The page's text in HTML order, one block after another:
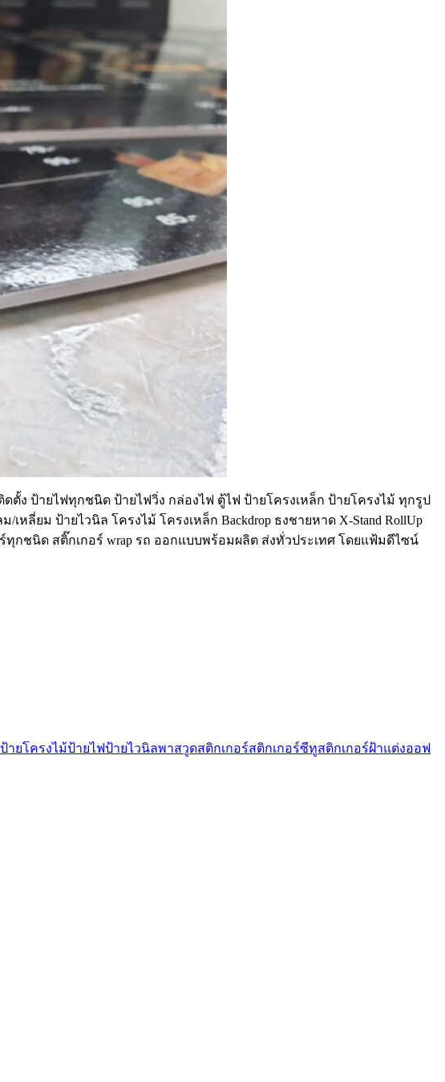
ตั้ง ป้ายไฟทุกชนิด ป้ายไฟวิ่ง กล่องไฟ ตู้ไฟ ป้ายโครงเหล็ก ป้ายโครงไม้ ทุกรูป
ลี่ยม ป้ายไวนิล โครงไม้ โครงเหล็ก Backdrop ธงชายหาด X-Stand RollUp
กชนิด สติ๊กเกอร์ wrap รถ ออกแบบพร้อมผลิต ส่งทั่วประเทศ โดยแฟ้มดีไซน์
ป้ายโครงไม้ป้ายไฟป้ายไวนิลพาสวูดสติกเกอร์สติกเกอร์ซีทูสติกเกอร์ฝ้าแต่งออฟ